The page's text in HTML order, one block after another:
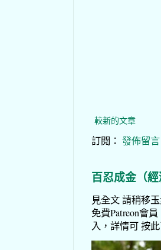
較新的文章
訂閱： 發佈留
百忍成金（
見全文 請稍移
免費Patreon會
入，詳情可 按